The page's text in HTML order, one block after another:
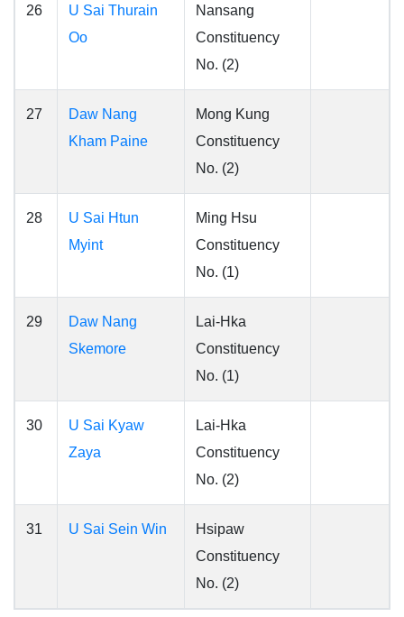
26
U Sai Thurain
Oo
Nansang
Constituency
No. (2)
27
Daw Nang
Kham Paine
Mong Kung
Constituency
No. (2)
28
U Sai Htun
Myint
Ming Hsu
Constituency
No. (1)
29
Daw Nang
Skemore
Lai-Hka
Constituency
No. (1)
30
U Sai Kyaw
Zaya
Lai-Hka
Constituency
No. (2)
31 U Sai Sein Win
Hsipaw
Constituency
No. (2)